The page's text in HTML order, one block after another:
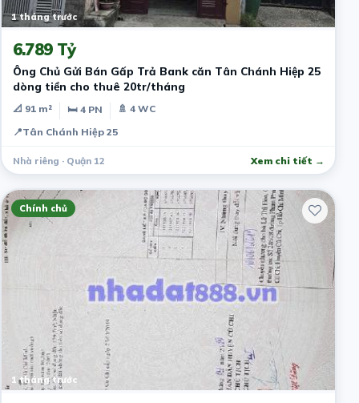
1 tháng trước
6.789 Tỷ
Ông Chủ Gửi Bán Gấp Trả Bank căn Tân Chánh Hiệp 25
dòng tiền cho thuê 20tr/tháng
📐 91 m² 🛏 4 PN
🚿 4 WC
📍Tân Chánh Hiệp 25
Nhà riêng · Quận 12 Xem chi tiết →
Chính chủ
1 tháng trước